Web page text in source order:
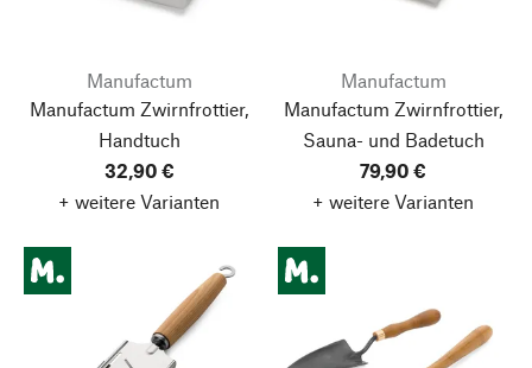
Manufactum
Manufactum Zwirnfrottier,
Handtuch
32,90 €
+ weitere Varianten
Manufactum
Manufactum Zwirnfrottier,
Sauna- und Badetuch
79,90 €
+ weitere Varianten